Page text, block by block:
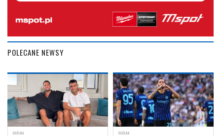
POLECANE NEWSY
OGÓLNA OGÓLNA